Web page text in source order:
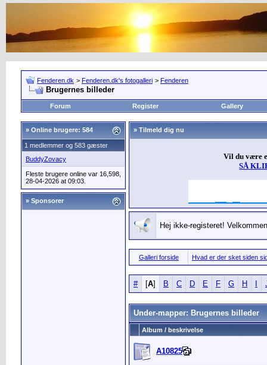
Fenderen.dk > Fenderen.dk's fotogalleri > Fenderen
Brugernes billeder
Forum Register Gallery
» Online brugere: 584
1 medlemmer og 583 gæster
BuddyZovacy
Fleste brugere online var 16,598,
28-04-2026 at 09:03.
» Sponsorer
» Tilmeld dig nu
Vil du være
SÅ
Hej ikke-registeret!
Galleri forside Hvad er der sket siden
# [A] B C D E F G H
Under-mapper: Brugernes billeder
Album / beskrivelse
A10825